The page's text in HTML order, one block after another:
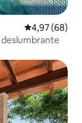
Classificação
4,97 (68)